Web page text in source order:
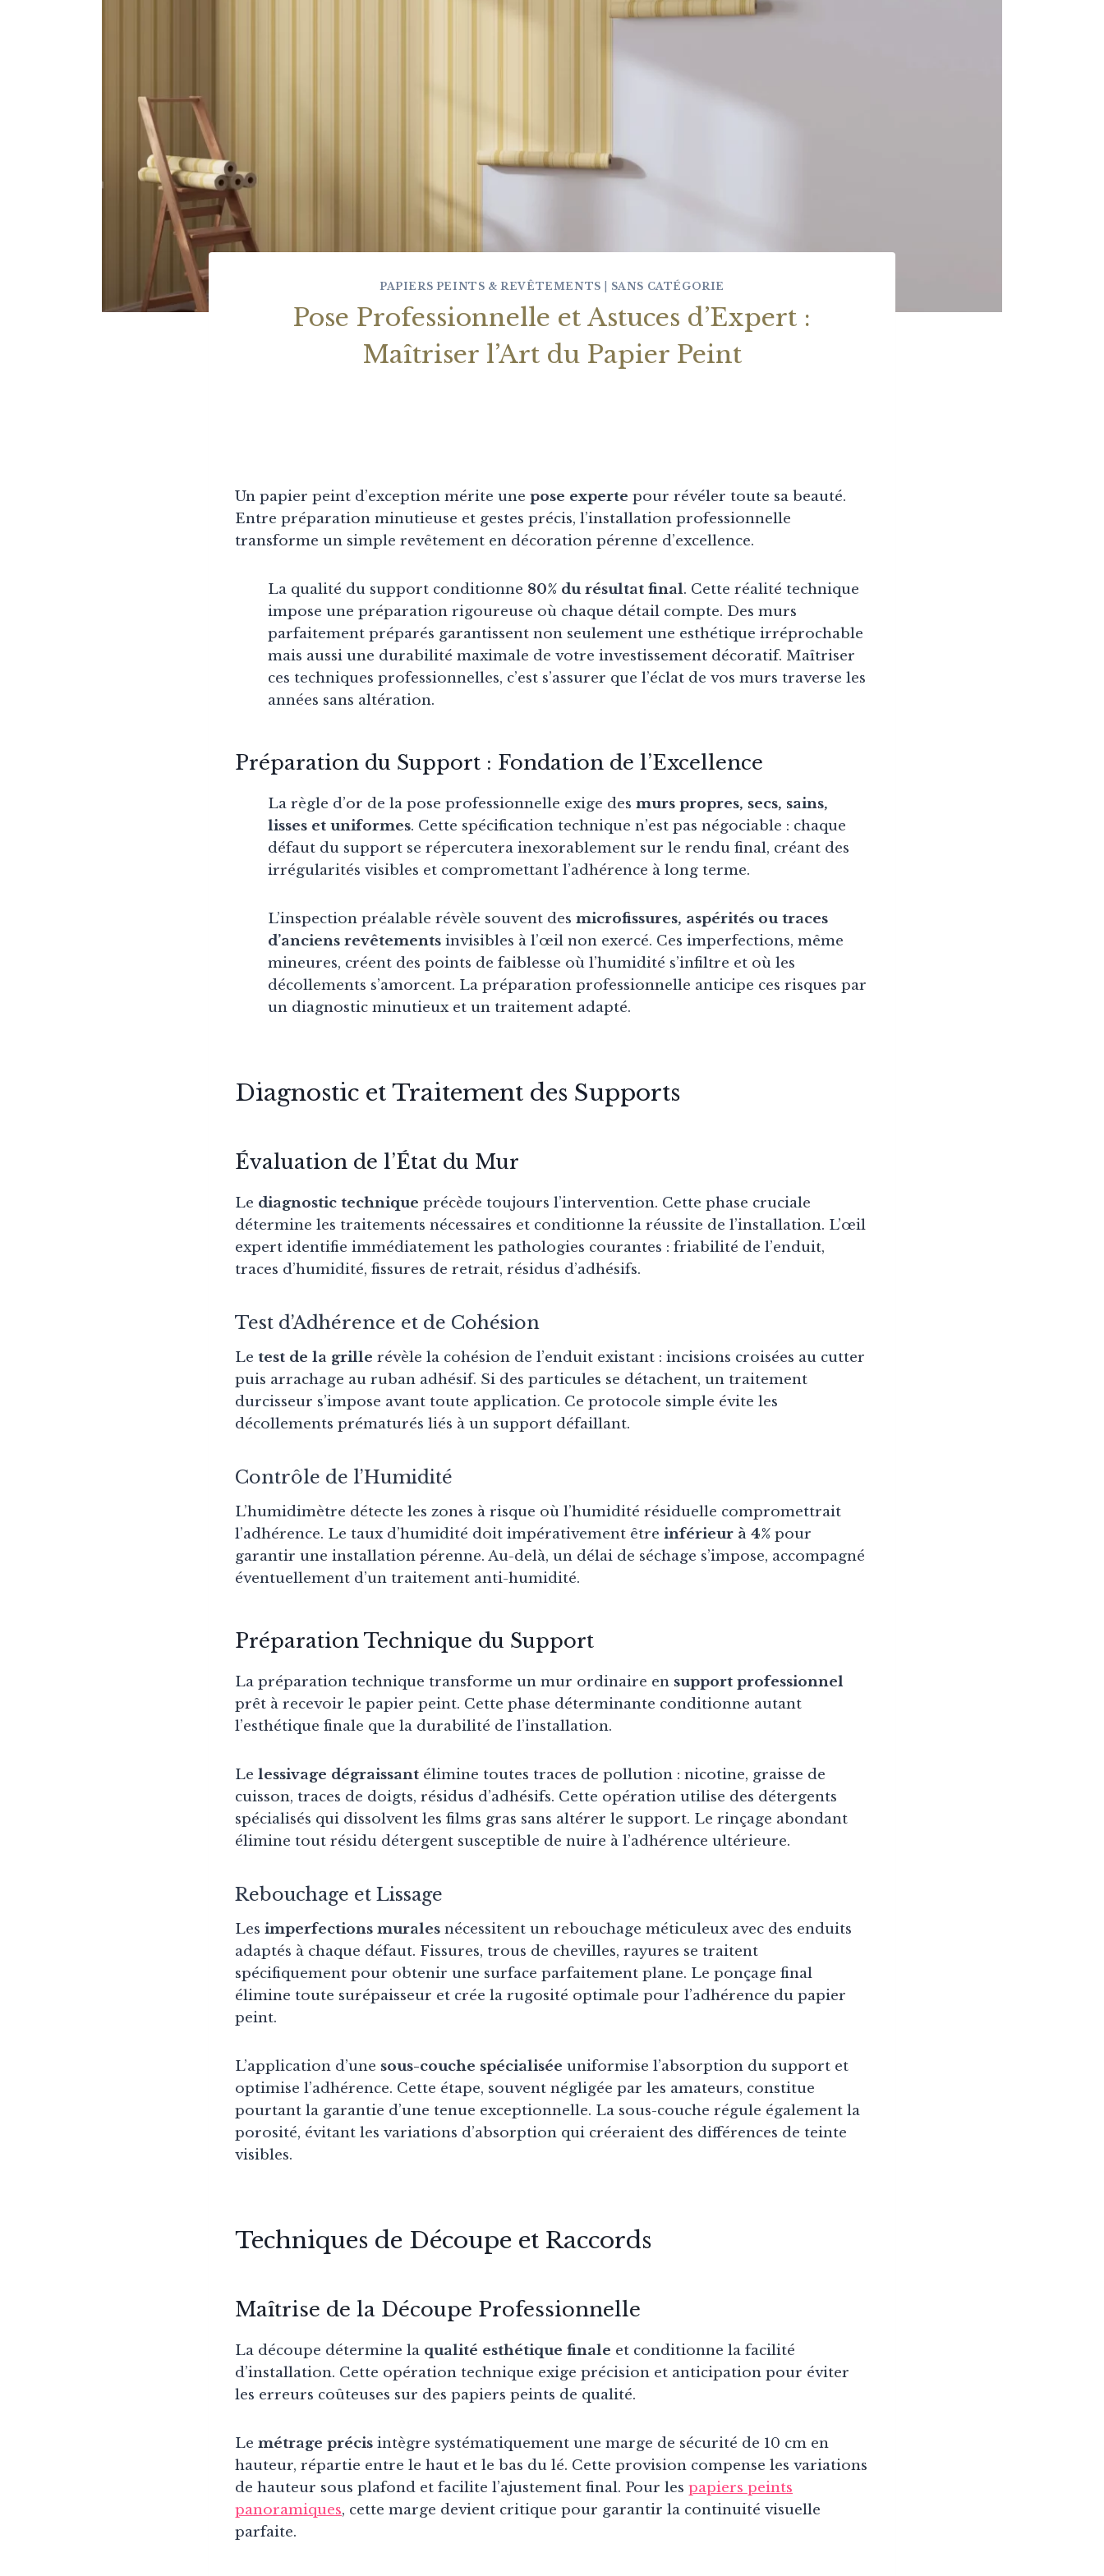
PAPIERS PEINTS & REVÊTEMENTS SANS CATÉGORIE
Pose Professionnelle et Astuces d’Expert :
Maîtriser l’Art du Papier Peint
Un papier peint d’exception mérite une pose experte pour révéler toute sa beauté.
Entre préparation minutieuse et gestes précis, l’installation professionnelle
transforme un simple revêtement en décoration pérenne d’excellence.
La qualité du support conditionne 80% du résultat final. Cette réalité technique
impose une préparation rigoureuse où chaque détail compte. Des murs
parfaitement préparés garantissent non seulement une esthétique irréprochable
mais aussi une durabilité maximale de votre investissement décoratif. Maîtriser
ces techniques professionnelles, c’est s’assurer que l’éclat de vos murs traverse les
années sans altération.
Préparation du Support : Fondation de l’Excellence
La règle d’or de la pose professionnelle exige des murs propres, secs, sains,
lisses et uniformes. Cette spécification technique n’est pas négociable : chaque
défaut du support se répercutera inexorablement sur le rendu final, créant des
irrégularités visibles et compromettant l’adhérence à long terme.
L’inspection préalable révèle souvent des microfissures, aspérités ou traces
d’anciens revêtements invisibles à l’œil non exercé. Ces imperfections, même
mineures, créent des points de faiblesse où l’humidité s’infiltre et où les
décollements s’amorcent. La préparation professionnelle anticipe ces risques par
un diagnostic minutieux et un traitement adapté.
Diagnostic et Traitement des Supports
Évaluation de l’État du Mur
Le diagnostic technique précède toujours l’intervention. Cette phase cruciale
détermine les traitements nécessaires et conditionne la réussite de l’installation. L’œil
expert identifie immédiatement les pathologies courantes : friabilité de l’enduit,
traces d’humidité, fissures de retrait, résidus d’adhésifs.
Test d’Adhérence et de Cohésion
Le test de la grille révèle la cohésion de l’enduit existant : incisions croisées au cutter
puis arrachage au ruban adhésif. Si des particules se détachent, un traitement
durcisseur s’impose avant toute application. Ce protocole simple évite les
décollements prématurés liés à un support défaillant.
Contrôle de l’Humidité
L’humidimètre détecte les zones à risque où l’humidité résiduelle compromettrait
l’adhérence. Le taux d’humidité doit impérativement être inférieur à 4% pour
garantir une installation pérenne. Au-delà, un délai de séchage s’impose, accompagné
éventuellement d’un traitement anti-humidité.
Préparation Technique du Support
La préparation technique transforme un mur ordinaire en support professionnel
prêt à recevoir le papier peint. Cette phase déterminante conditionne autant
l’esthétique finale que la durabilité de l’installation.
Le lessivage dégraissant élimine toutes traces de pollution : nicotine, graisse de
cuisson, traces de doigts, résidus d’adhésifs. Cette opération utilise des détergents
spécialisés qui dissolvent les films gras sans altérer le support. Le rinçage abondant
élimine tout résidu détergent susceptible de nuire à l’adhérence ultérieure.
Rebouchage et Lissage
Les imperfections murales nécessitent un rebouchage méticuleux avec des enduits
adaptés à chaque défaut. Fissures, trous de chevilles, rayures se traitent
spécifiquement pour obtenir une surface parfaitement plane. Le ponçage final
élimine toute surépaisseur et crée la rugosité optimale pour l’adhérence du papier
peint.
L’application d’une sous-couche spécialisée uniformise l’absorption du support et
optimise l’adhérence. Cette étape, souvent négligée par les amateurs, constitue
pourtant la garantie d’une tenue exceptionnelle. La sous-couche régule également la
porosité, évitant les variations d’absorption qui créeraient des différences de teinte
visibles.
Techniques de Découpe et Raccords
Maîtrise de la Découpe Professionnelle
La découpe détermine la qualité esthétique finale et conditionne la facilité
d’installation. Cette opération technique exige précision et anticipation pour éviter
les erreurs coûteuses sur des papiers peints de qualité.
Le métrage précis intègre systématiquement une marge de sécurité de 10 cm en
hauteur, répartie entre le haut et le bas du lé. Cette provision compense les variations
de hauteur sous plafond et facilite l’ajustement final. Pour les papiers peints
panoramiques, cette marge devient critique pour garantir la continuité visuelle
parfaite.